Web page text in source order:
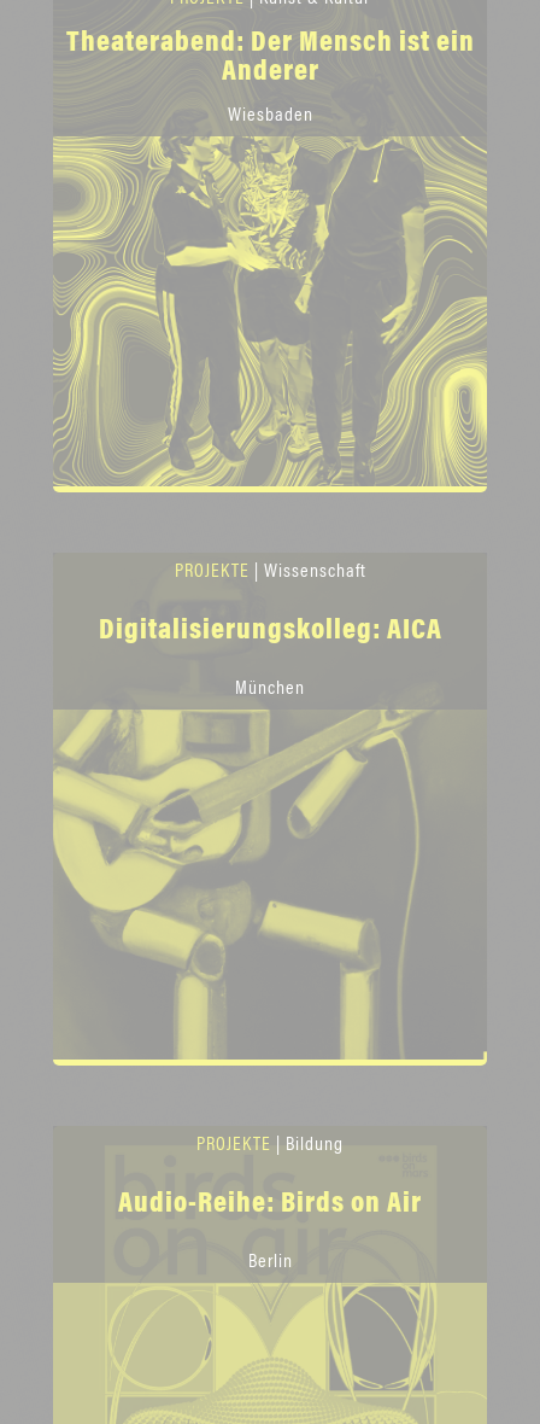
Theaterabend: Der Mensch ist ein
Anderer
Wiesbaden
PROJEKTE | Wissenschaft
Digitalisierungskolleg: AICA
München
PROJEKTE | Bildung
Audio-Reihe: Birds on Air
Berlin